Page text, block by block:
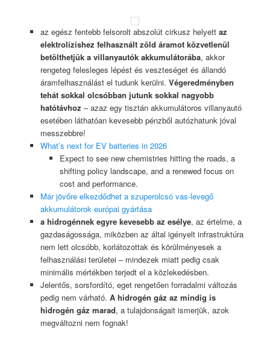
az egész fentebb felsorolt abszolút cirkusz helyett az
elektrolízishez felhasznált zöld áramot közvetlenül
betölthetjük a villanyautók akkumulátorába, akkor
rengeteg felesleges lépést és veszteséget és állandó
áramfelhasználást el tudunk kerülni. Végeredményben
tehát sokkal olcsóbban jutunk sokkal nagyobb
hatótávhoz – azaz egy tisztán akkumulátoros villanyautó
esetében láthatóan kevesebb pénzből autózhatunk jóval
messzebbre!
What’s next for EV batteries in 2026
Expect to see new chemistries hitting the roads, a
shifting policy landscape, and a renewed focus on
cost and performance.
Már jövőre elkezdődhet a szuperolcsó vas-levegő
akkumulátorok európai gyártása
a hidrogénnek egyre kevesebb az esélye, az értelme, a
gazdaságossága, miközben az által igényelt infrastruktúra
nem lett olcsóbb, korlátozottak és körülményesek a
felhasználási területei – mindezek miatt pedig csak
minimális mértékben terjedt el a közlekedésben.
Jelentős, sorsfordító, eget rengetően forradalmi változás
pedig nem várható. A hidrogén gáz az mindig is
hidrogén gáz marad, a tulajdonságait ismerjük, azok
megváltozni nem fognak!